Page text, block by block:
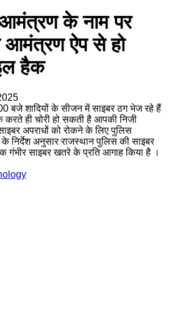
के नाम पर
आमंत्रण ऐप से हो
हैक
बजे शादियों के सीजन में साइबर ठग भेज रहे हैं
ही चोरी हो सकती है आपकी निजी
अपराधों को रोकने के लिए पुलिस
के निर्देश अनुसार राजस्थान पुलिस की साइबर
गंभीर साइबर खतरे के प्रति आगाह किया है ।